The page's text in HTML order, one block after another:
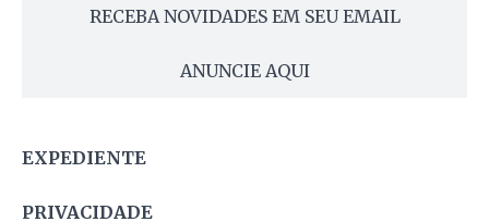
RECEBA NOVIDADES EM SEU EMAIL
ANUNCIE AQUI
EXPEDIENTE
PRIVACIDADE